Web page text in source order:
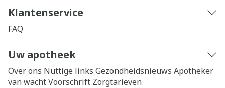
Klantenservice
FAQ
Uw apotheek
Over ons Nuttige links Gezondheidsnieuws Apotheker
van wachtVoorschrift Zorgtarieven